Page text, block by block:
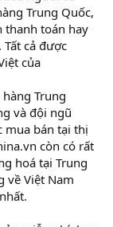
Trung Quốc,
thanh toán hay
cả được
của
Trung
và đội ngũ
mua bán tại thị
còn có rất
hoá tại Trung
về Việt Nam